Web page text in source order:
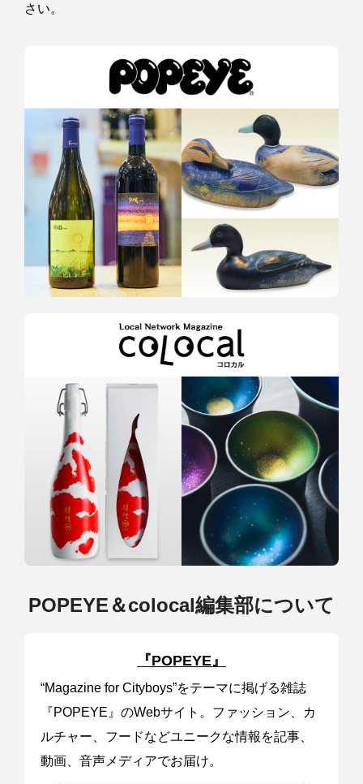
さい。
POPEYE＆colocal編集部について
『POPEYE』
“Magazine for Cityboys”をテーマに掲げる雑誌
『POPEYE』のWebサイト。ファッション、カ
ルチャー、フードなどユニークな情報を記事、
動画、音声メディアでお届け。